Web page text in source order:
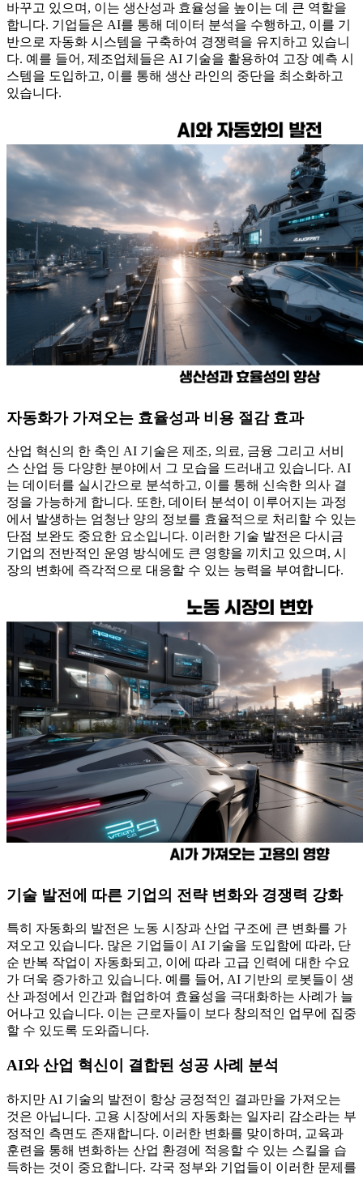
바꾸고 있으며, 이는 생산성과 효율성을 높이는 데 큰 역할을
합니다. 기업들은 AI를 통해 데이터 분석을 수행하고, 이를 기
반으로 자동화 시스템을 구축하여 경쟁력을 유지하고 있습니
다. 예를 들어, 제조업체들은 AI 기술을 활용하여 고장 예측 시
스템을 도입하고, 이를 통해 생산 라인의 중단을 최소화하고
있습니다.
자동화가 가져오는 효율성과 비용 절감 효과
산업 혁신의 한 축인 AI 기술은 제조, 의료, 금융 그리고 서비
스 산업 등 다양한 분야에서 그 모습을 드러내고 있습니다. AI
는 데이터를 실시간으로 분석하고, 이를 통해 신속한 의사 결
정을 가능하게 합니다. 또한, 데이터 분석이 이루어지는 과정
에서 발생하는 엄청난 양의 정보를 효율적으로 처리할 수 있는
단점 보완도 중요한 요소입니다. 이러한 기술 발전은 다시금
기업의 전반적인 운영 방식에도 큰 영향을 끼치고 있으며, 시
장의 변화에 즉각적으로 대응할 수 있는 능력을 부여합니다.
기술 발전에 따른 기업의 전략 변화와 경쟁력 강화
특히 자동화의 발전은 노동 시장과 산업 구조에 큰 변화를 가
져오고 있습니다. 많은 기업들이 AI 기술을 도입함에 따라, 단
순 반복 작업이 자동화되고, 이에 따라 고급 인력에 대한 수요
가 더욱 증가하고 있습니다. 예를 들어, AI 기반의 로봇들이 생
산 과정에서 인간과 협업하여 효율성을 극대화하는 사례가 늘
어나고 있습니다. 이는 근로자들이 보다 창의적인 업무에 집중
할 수 있도록 도와줍니다.
AI와 산업 혁신이 결합된 성공 사례 분석
하지만 AI 기술의 발전이 항상 긍정적인 결과만을 가져오는
것은 아닙니다. 고용 시장에서의 자동화는 일자리 감소라는 부
정적인 측면도 존재합니다. 이러한 변화를 맞이하며, 교육과
훈련을 통해 변화하는 산업 환경에 적응할 수 있는 스킬을 습
득하는 것이 중요합니다. 각국 정부와 기업들이 이러한 문제를